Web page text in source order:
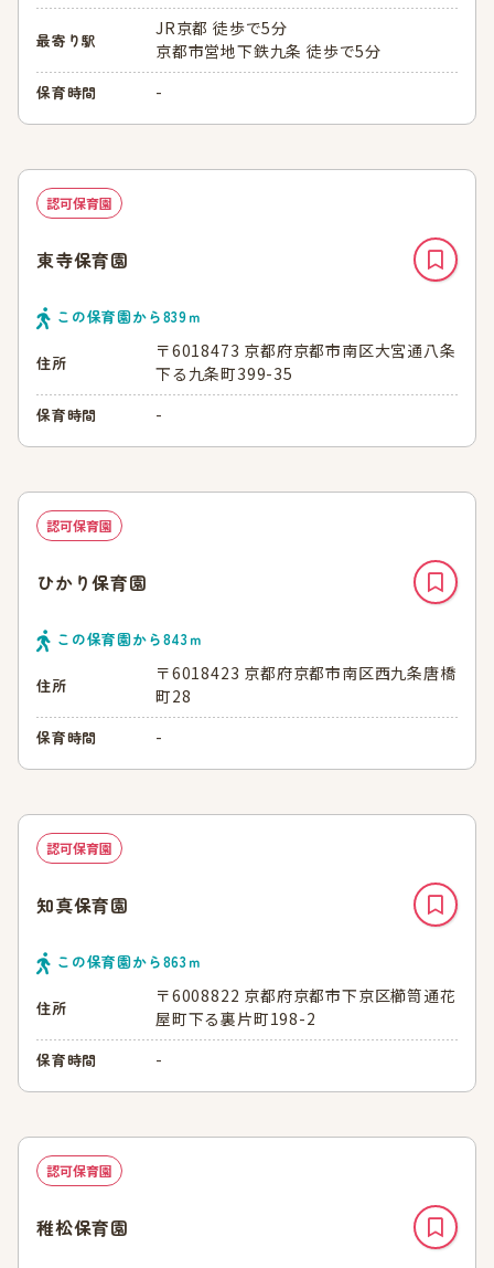
最寄り駅
JR京都 徒歩で5分
京都市営地下鉄九条 徒歩で5分
保育時間 -
認可保育園
東寺保育園
この保育園から839ｍ
住所
〒6018473 京都府京都市南区大宮通八条
下る九条町399-35
保育時間 -
認可保育園
ひかり保育園
この保育園から843ｍ
住所
〒6018423 京都府京都市南区西九条唐橋
町28
保育時間 -
認可保育園
知真保育園
この保育園から863ｍ
住所
〒6008822 京都府京都市下京区櫛笥通花
屋町下る裏片町198-2
保育時間 -
認可保育園
稚松保育園